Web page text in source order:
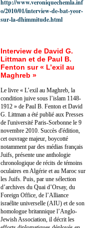
http://www.veroniquechemla.inf
o/2010/01/interview-de-bat-yeor-
sur-la-dhimmitude.html
Interview de David G.
Littman et de Paul B.
Fenton sur « L’exil au
Maghreb »
Le livre « L’exil au Maghreb, la
condition juive sous l’islam 1148-
1912 » de Paul B. Fenton et David
G. Littman a été publié aux Presses
de l'université Paris-Sorbonne le 9
novembre 2010. Succès d'édition,
cet ouvrage majeur, boycotté
notamment par des médias français
Juifs, présente une anthologie
chronologique de récits de témoins
oculaires en Algérie et au Maroc sur
les Juifs. Puis, par une sélection
d’archives du Quai d’Orsay, du
Foreign Office, de l’Alliance
israélite universelle (AIU) et de son
homologue britannique l’Anglo-
Jewish Association, il décrit les